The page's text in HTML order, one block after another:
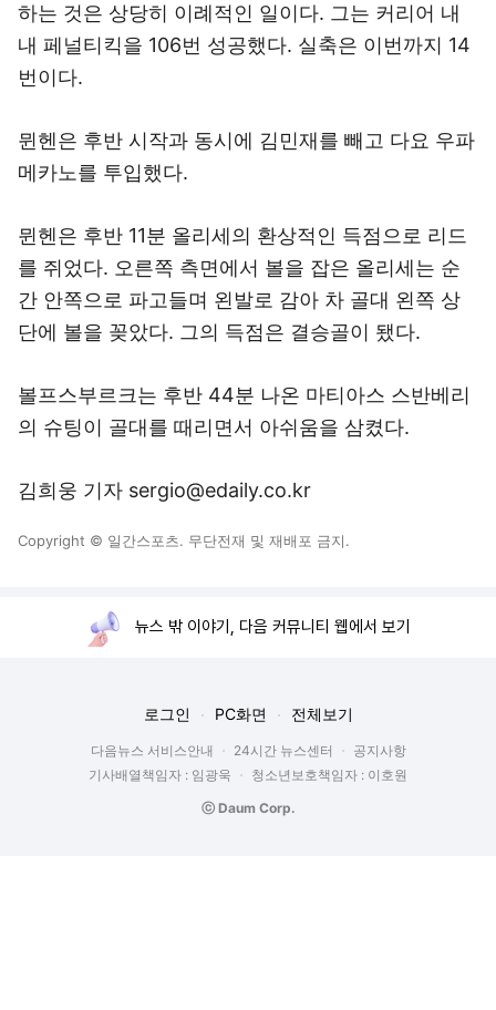
하는 것은 상당히 이례적인 일이다. 그는 커리어 내
내 페널티킥을 106번 성공했다. 실축은 이번까지 14
번이다.
뮌헨은 후반 시작과 동시에 김민재를 빼고 다요 우파
메카노를 투입했다.
뮌헨은 후반 11분 올리세의 환상적인 득점으로 리드
를 쥐었다. 오른쪽 측면에서 볼을 잡은 올리세는 순
간 안쪽으로 파고들며 왼발로 감아 차 골대 왼쪽 상
단에 볼을 꽂았다. 그의 득점은 결승골이 됐다.
볼프스부르크는 후반 44분 나온 마티아스 스반베리
의 슈팅이 골대를 때리면서 아쉬움을 삼켰다.
김희웅 기자 sergio@edaily.co.kr
Copyright © 일간스포츠. 무단전재 및 재배포 금지.
뉴스 밖 이야기, 다음 커뮤니티 웹에서 보기
로그인 PC화면 전체보기
다음뉴스 서비스안내 24시간 뉴스센터
공지사항
기사배열책임자 : 임광욱
청소년보호책임자 : 이호원
ⓒ Daum Corp.